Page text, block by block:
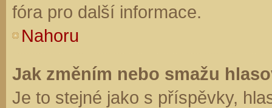
fóra pro další informace.
Nahoru
Jak změním nebo smažu
Je to stejné jako s příspěvky,